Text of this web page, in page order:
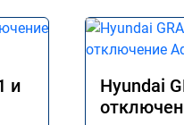
Всем добра и
и
Hyundai